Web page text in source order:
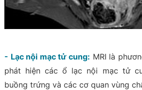
- Lạc nội mạc tử cung: MRI là
phát hiện các ổ lạc nội mạc tử
buồng trứng và các cơ quan vùng